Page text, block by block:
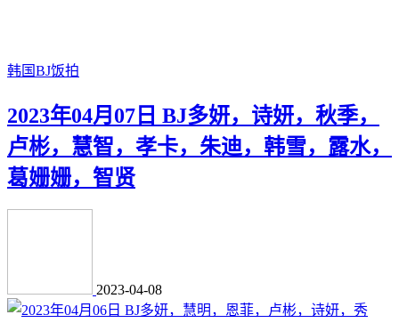
韩国BJ饭拍
2023年04月07日 BJ多妍，诗妍，秋季，
卢彬，慧智，孝卡，朱迪，韩雪，露水，
葛姗姗，智贤
2023-04-08